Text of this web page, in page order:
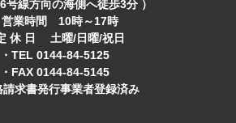
線方向の海側へ徒歩3分 ）
営業時間 10時～17時
休 日 土曜/日曜/祝日
・TEL 0144-84-5125
・FAX 0144-84-5145
請求書発行事業者登録済み